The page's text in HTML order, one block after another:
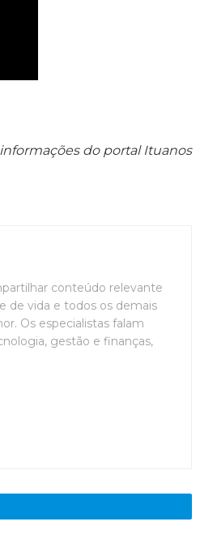
do portal Ituanos
conteúdo relevante
de vida e todos os demais
Os especialistas falam
gestão e finanças,